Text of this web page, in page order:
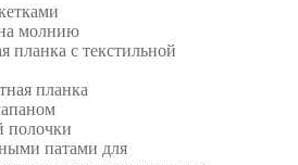
на молнию
планка с текстильной
планка
полочки
патами для